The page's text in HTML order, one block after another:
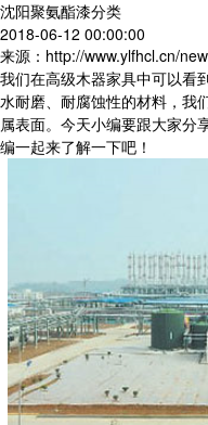
沈阳聚氨酯漆分类
2018-06-12 00:00:00
来源：http://www.ylfhcl.cn/
我们在高级木器家具中可以看
水耐磨、耐腐蚀性的材料，我
属表面。今天小编要跟大家分
编一起来了解一下吧！